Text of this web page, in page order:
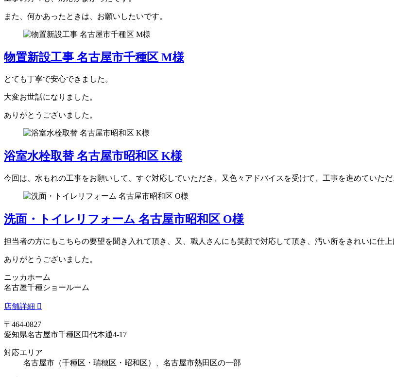
また、何かあったときは、お願いしたいです。
物置新設工事 名古屋市千種区 M様
とても丁寧で安心できました。
大変お世話になりました。
ありがとうございました。
浴室水栓取替 名古屋市昭和区 K様
今回は、水もれの工事をお願いして、すぐ対応していただき、又色々アドバイスを受けて、工事を進めていた
洗面・トイレリフォーム 名古屋市昭和区 O様
担当者の方にもこちらの要望を聞き入れて頂き、又、職人さんにも笑顔で対応して頂き、汚い所をきれいに仕
ありがとうございました。
ニッカホーム
名古屋千種ショールーム
店舗詳細
〒464-0827
愛知県名古屋市千種区田代本通4-17
対応エリア
名古屋市（千種区・瑞穂区・昭和区）、名古屋市熱田区の一部